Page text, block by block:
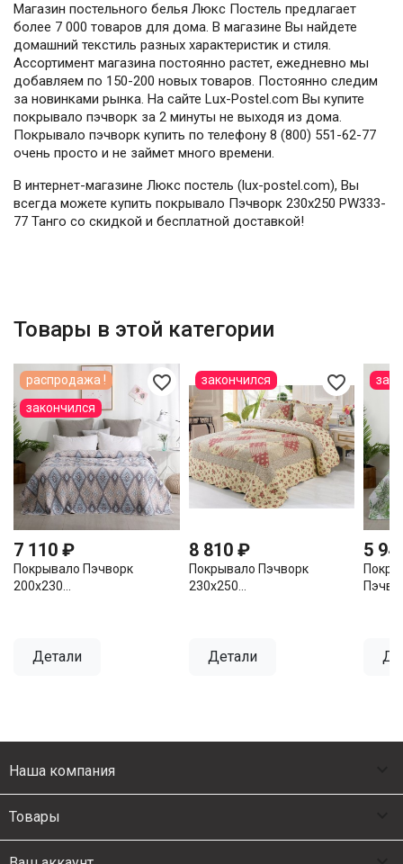
Магазин постельного белья Люкс Постель предлагает
более 7 000 товаров для дома. В магазине Вы найдете
домашний текстиль разных характеристик и стиля.
Ассортимент магазина постоянно растет, ежедневно мы
добавляем по 150-200 новых товаров. Постоянно следим
за новинками рынка. На сайте Lux-Postel.com Вы купите
покрывало пэчворк за 2 минуты не выходя из дома.
Покрывало пэчворк купить по телефону 8 (800) 551-62-77
очень просто и не займет много времени.
В интернет-магазине Люкс постель (lux-postel.com), Вы
всегда можете купить покрывало Пэчворк 230х250 PW333-
77 Танго со скидкой и бесплатной доставкой!
Товары в этой категории
favorite_border
7 110 ₽
Покрывало Пэчворк
200х230...
Детали
распродажа !
закончился
favorite_border
8 810 ₽
Покрывало Пэчворк
230х250...
Детали
закончился
5
Наша компания
Товары